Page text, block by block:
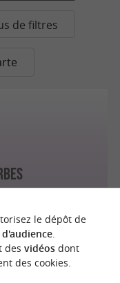
de filtres
le dépôt de
.
des vidéosdont
des cookies.